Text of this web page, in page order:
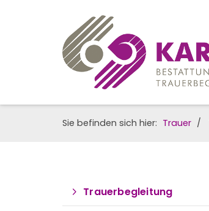
Sie befinden sich hier: Trauer
Trauerbegleitung